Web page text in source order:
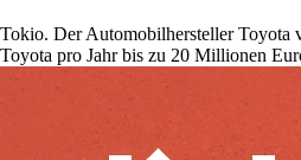
Tokio. Der Automobilhersteller Toyota
Toyota pro Jahr bis zu 20 Millionen